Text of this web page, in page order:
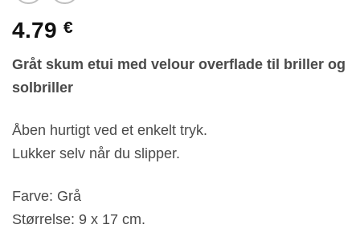
4.79 €
Gråt skum etui med velour overflade til briller og
solbriller
Åben hurtigt ved et enkelt tryk.
Lukker selv når du slipper.
Farve: Grå
Størrelse: 9 x 17 cm.